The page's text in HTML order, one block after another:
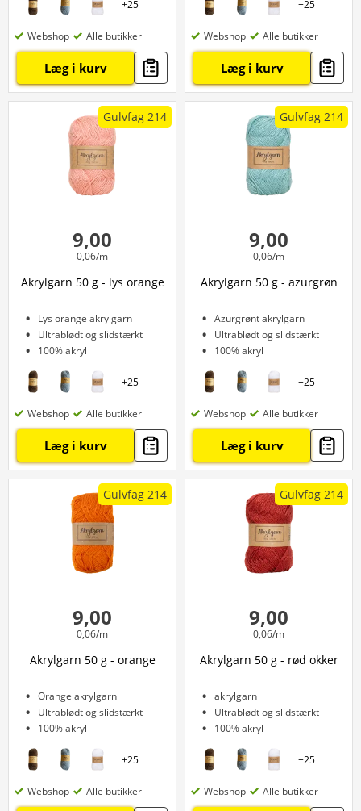
+25
Webshop Alle butikker
Læg i kurv
+25
Webshop Alle butikker
Læg i kurv
Gulvfag 214
9,00
0,06/m
Akrylgarn 50 g - lys orange
Lys orange akrylgarn
Ultrablødt og slidstærkt
100% akryl
+25
Webshop Alle butikker
Læg i kurv
Gulvfag 214
9,00
0,06/m
Akrylgarn 50 g - azurgrøn
Azurgrønt akrylgarn
Ultrablødt og slidstærkt
100% akryl
+25
Webshop Alle butikker
Læg i kurv
Gulvfag 214
9,00
0,06/m
Akrylgarn 50 g - orange
Orange akrylgarn
Ultrablødt og slidstærkt
100% akryl
+25
Webshop Alle butikker
Gulvfag 214
9,00
0,06/m
Akrylgarn 50 g - rød okker
akrylgarn
Ultrablødt og slidstærkt
100% akryl
+25
Webshop Alle butikker